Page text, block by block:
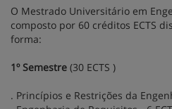
O Mestrado Universitário em
composto por 60 créditos ECTS
forma:
1º Semestre (30 ECTS )
. Princípios e Restrições da